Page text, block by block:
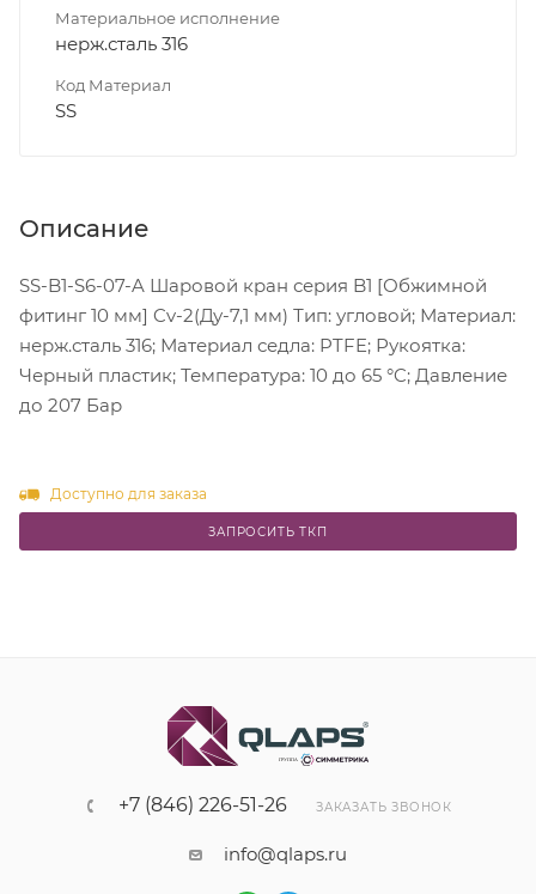
Материальное исполнение
нерж.сталь 316
Код Материал
SS
Описание
SS-B1-S6-07-A Шаровой кран серия B1 [Обжимной
фитинг 10 мм] Cv-2(Ду-7,1 мм) Тип: угловой; Материал:
нерж.сталь 316; Материал седла: PTFE; Рукоятка:
Черный пластик; Температура: 10 до 65 °C; Давление
до 207 Бар
Доступно для заказа
ЗАПРОСИТЬ ТКП
+7 (846) 226-51-26 ЗАКАЗАТЬ ЗВОНОК
info@qlaps.ru